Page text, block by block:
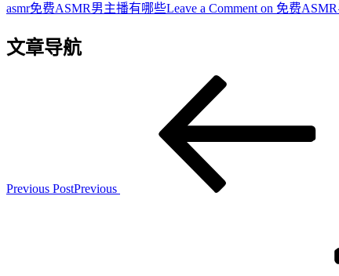
asmr免费ASMR男主播有哪些Leave a Comment on 免费
文章导航
Previous PostPrevious